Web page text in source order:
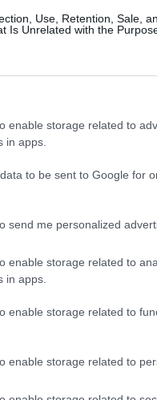
Use, Retention, Sale,
Is Unrelated with the
enable storage related to
in apps.
to be sent to Google for
send me personalized
enable storage related to
in apps.
enable storage related to
enable storage related to
szerződés
által vezetett
célországokat és
az utazót a következő
helyettesítő
nem képes vagy
el, akkor az
visszafizetésére.
értékű, az
megtéríteni.
az
ha a